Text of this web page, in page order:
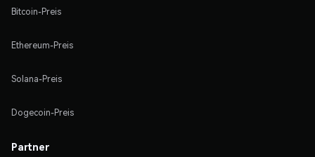
Bitcoin-Preis
Ethereum-Preis
Solana-Preis
Dogecoin-Preis
Partner